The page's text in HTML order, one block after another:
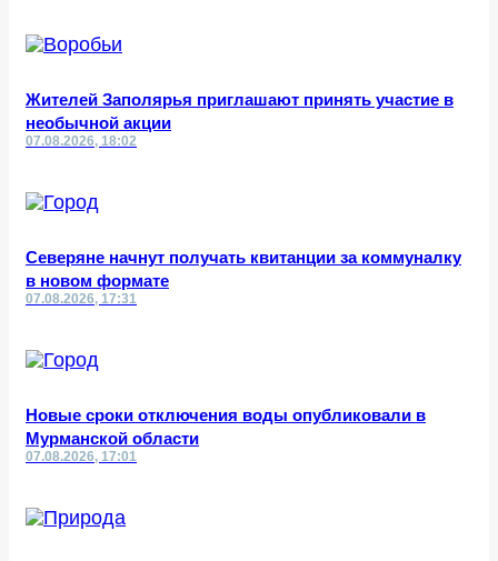
Жителей Заполярья приглашают принять участие в
необычной акции
07.08.2026, 18:02
Северяне начнут получать квитанции за коммуналку
в новом формате
07.08.2026, 17:31
Новые сроки отключения воды опубликовали в
Мурманской области
07.08.2026, 17:01